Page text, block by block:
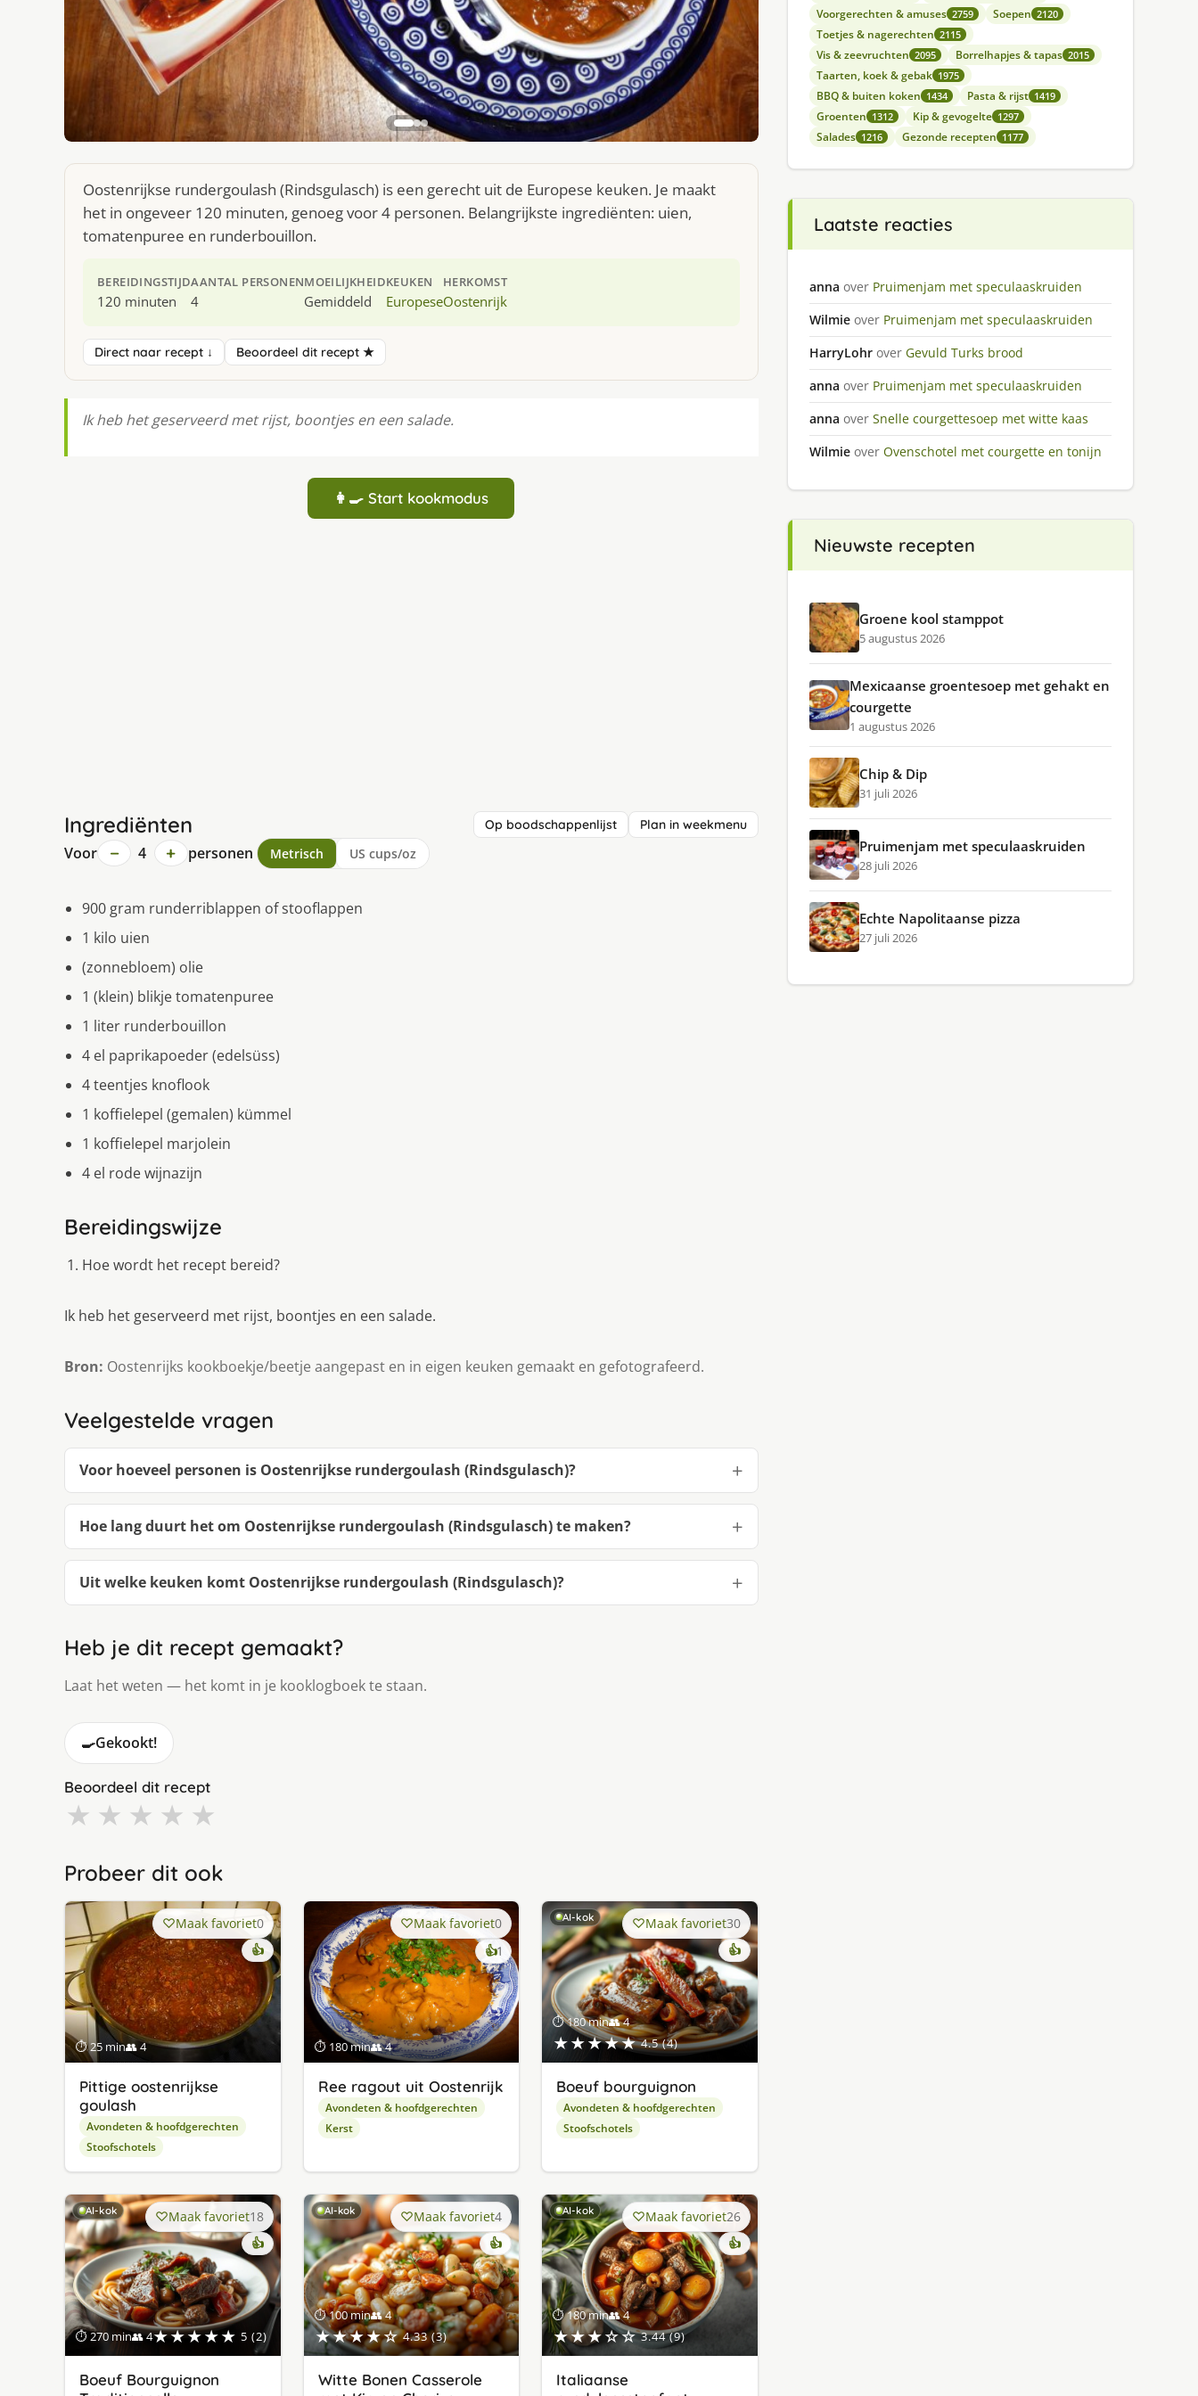
Oostenrijkse rundergoulash (Rindsgulasch) is een gerecht uit de Europese keuken. Je maakt
het in ongeveer 120 minuten, genoeg voor 4 personen. Belangrijkste ingrediënten: uien,
tomatenpuree en runderbouillon.
BEREIDINGSTIJD
120 minuten
AANTAL PERSONEN
4
MOEILIJKHEID
Gemiddeld
KEUKEN
Europese
HERKOMST
Oostenrijk
Direct naar recept ↓ Beoordeel dit recept ★
Ik heb het geserveerd met rijst, boontjes en een salade.
👩‍🍳 Start kookmodus
Ingrediënten Op boodschappenlijst Plan in weekmenu
Voor − 4 + personen Metrisch US cups/oz
900 gram runderriblappen of stooflappen
1 kilo uien
(zonnebloem) olie
1 (klein) blikje tomatenpuree
1 liter runderbouillon
4 el paprikapoeder (edelsüss)
4 teentjes knoflook
1 koffielepel (gemalen) kümmel
1 koffielepel marjolein
4 el rode wijnazijn
Bereidingswijze
Hoe wordt het recept bereid?
Ik heb het geserveerd met rijst, boontjes en een salade.
Bron: Oostenrijks kookboekje/beetje aangepast en in eigen keuken gemaakt en gefotografeerd.
Veelgestelde vragen
Voor hoeveel personen is Oostenrijkse rundergoulash (Rindsgulasch)?
Hoe lang duurt het om Oostenrijkse rundergoulash (Rindsgulasch) te maken?
Uit welke keuken komt Oostenrijkse rundergoulash (Rindsgulasch)?
Heb je dit recept gemaakt?
Laat het weten — het komt in je kooklogboek te staan.
🍳Gekookt!
Beoordeel dit recept
★ ★ ★ ★ ★
Probeer dit ook
⏱ 25 min👥 4
Maak favoriet0
👍
Pittige oostenrijkse
goulash
Avondeten & hoofdgerechten
Stoofschotels
⏱ 180 min👥 4
Maak favoriet0
👍1 keer
lekker
gevonden
Ree ragout uit Oostenrijk
Avondeten & hoofdgerechten
Kerst
AI-kok
⏱ 180 min👥 4
★★★★★ 4.5 (4)
Maak favoriet30
👍
Boeuf bourguignon
Avondeten & hoofdgerechten
Stoofschotels
AI-kok
⏱ 270 min👥 4★★★★★ 5 (2)
Maak favoriet18
👍
Boeuf Bourguignon
AI-kok
⏱ 100 min👥 4
★★★★☆ 4.33 (3)
Maak favoriet4
👍
Witte Bonen Casserole
AI-kok
⏱ 180 min👥 4
★★★☆☆ 3.44 (9)
Maak favoriet26
👍
Italiaanse
Voorgerechten & amuses 2759 Soepen 2120
Toetjes & nagerechten 2115
Vis & zeevruchten 2095 Borrelhapjes & tapas 2015
Taarten, koek & gebak 1975
BBQ & buiten koken 1434 Pasta & rijst 1419
Groenten 1312 Kip & gevogelte 1297
Salades 1216 Gezonde recepten 1177
Laatste reacties
anna over Pruimenjam met speculaaskruiden
Wilmie over Pruimenjam met speculaaskruiden
HarryLohr over Gevuld Turks brood
anna over Pruimenjam met speculaaskruiden
anna over Snelle courgettesoep met witte kaas
Wilmie over Ovenschotel met courgette en tonijn
Nieuwste recepten
Groene kool stamppot
5 augustus 2026
Mexicaanse groentesoep met gehakt en
courgette
1 augustus 2026
Chip & Dip
31 juli 2026
Pruimenjam met speculaaskruiden
28 juli 2026
Echte Napolitaanse pizza
27 juli 2026